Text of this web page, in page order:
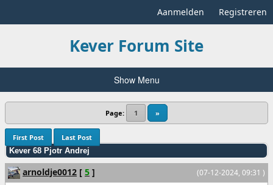
Aanmelden Registreren
Kever Forum Site
Show Menu
Page: 1 »
First Post
Last Post
Kever 68 Pjotr Andrej
(07-12-2024, 09:31 )
arnoldje0012 [ 5 ]